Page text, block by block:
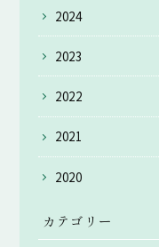
2024
2023
2022
2021
2020
カテゴリー